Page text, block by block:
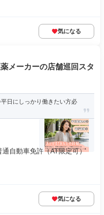
気になる
メーカーの店舗巡回スタ
日にしっかり働きたい方必
自動車免許（AT限定可）
気になる